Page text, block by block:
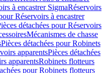
à encastrer SigmaRéservoirs
Réservoirs à encastrer
détachées pour Réservoirs
Mécanismes de chasse
Pièces détachées pour Robinets
apparentsPièces détachées
apparentsRobinets flotteurs
pour Robinets flotteurs